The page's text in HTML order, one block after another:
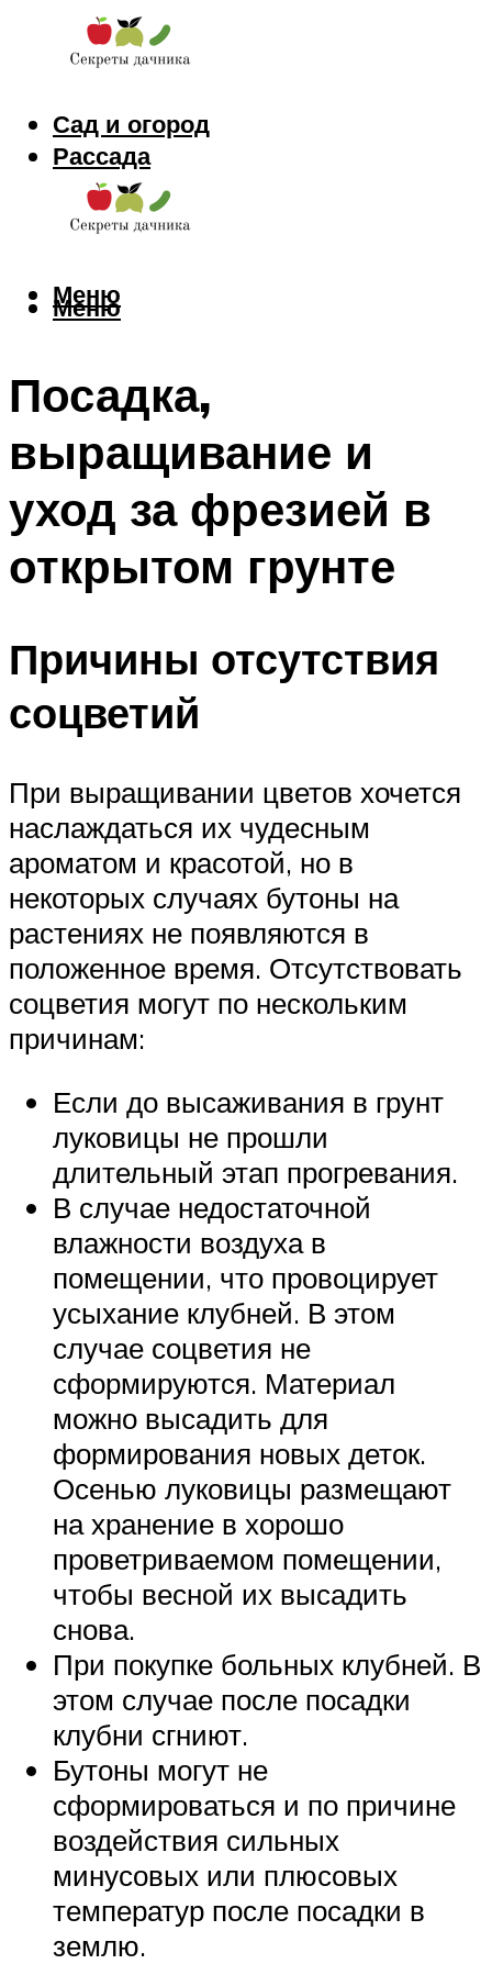
Сад и огород
Рассада
Цветы
Заготовки
Меню
Меню
Посадка,
выращивание и
уход за фрезией в
открытом грунте
Причины отсутствия
соцветий
При выращивании цветов хочется
наслаждаться их чудесным
ароматом и красотой, но в
некоторых случаях бутоны на
растениях не появляются в
положенное время. Отсутствовать
соцветия могут по нескольким
причинам:
Если до высаживания в грунт
луковицы не прошли
длительный этап прогревания.
В случае недостаточной
влажности воздуха в
помещении, что провоцирует
усыхание клубней. В этом
случае соцветия не
сформируются. Материал
можно высадить для
формирования новых деток.
Осенью луковицы размещают
на хранение в хорошо
проветриваемом помещении,
чтобы весной их высадить
снова.
При покупке больных клубней. В
этом случае после посадки
клубни сгниют.
Бутоны могут не
сформироваться и по причине
воздействия сильных
минусовых или плюсовых
температур после посадки в
землю.